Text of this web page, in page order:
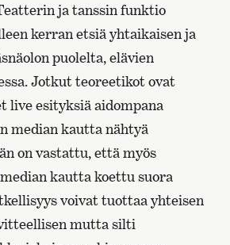
ja tanssin funktio
kerran etsiä yhtaikaisen ja
puolelta, elävien
Jotkut teoreetikot ovat
live esityksiä aidompana
median kautta nähtyä
on vastattu, että myös
kautta koettu suora
voivat tuottaa yhteisen
mutta silti